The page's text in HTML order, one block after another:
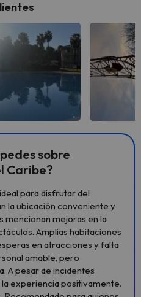
sobre
Caribe?
para disfrutar del
la ubicación conveniente y
mencionan mejoras en la
Amplias habitaciones
en atracciones y falta
amable, pero
A pesar de incidentes
experiencia positivamente.